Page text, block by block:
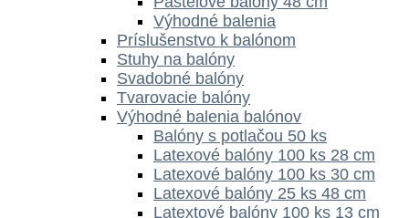
Výhodné balenia
Príslušenstvo k balónom
Stuhy na balóny
Svadobné balóny
Tvarovacie balóny
Výhodné balenia balónov
Balóny s potlačou 50 ks
Latexové balóny 100 ks 28 cm
Latexové balóny 100 ks 30 cm
Latexové balóny 25 ks 48 cm
Latextové balóny 100 ks 13 cm